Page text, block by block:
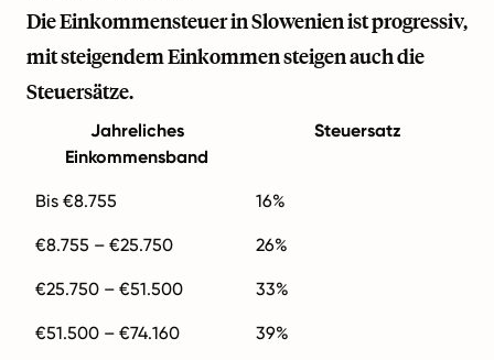
Die Einkommensteuer in Slowenien ist progressiv,
mit steigendem Einkommen steigen auch die
Steuersätze.
Jahreliches
Einkommensband
Steuersatz
Bis €8.755 16%
€8.755 – €25.750 26%
€25.750 – €51.500 33%
€51.500 – €74.160 39%